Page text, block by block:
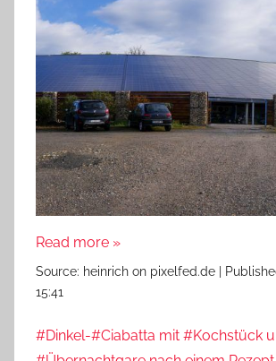
Read more »
Source: heinrich on pixelfed.de
15:41
#Dinkel-#Ciabatta mit #Kochstück